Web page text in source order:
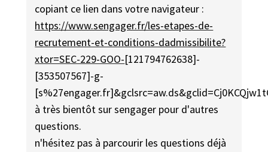
copiant ce lien dans votre navigateur :
https://www.sengager.fr/les-etapes-de-
recrutement-et-conditions-dadmissibilite?
xtor=SEC-229-GOO-[121794762638]-
[353507567]-g-
à très bientôt sur sengager pour d'autres
questions.
n'hésitez pas à parcourir les questions déjà